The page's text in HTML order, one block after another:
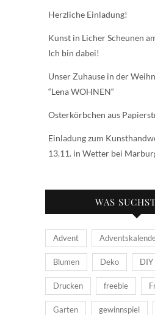
Herzliche Einladung!
Kunst in Licher Scheunen
Ich bin dabei!
Unser Zuhause in der
“Lena WOHNEN“
Osterkörbchen aus
Einladung zum
13.11. in Wetter bei
WAS
Advent
Blumen Deko DIY
Drucken freebie
Garten gewinnspiel